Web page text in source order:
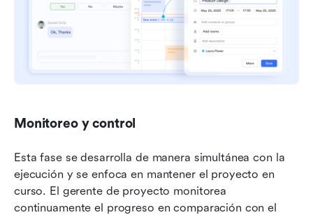
Monitoreo y control
Esta fase se desarrolla de manera simultánea con la
ejecución y se enfoca en mantener el proyecto en
curso. El gerente de proyecto monitorea
continuamente el progreso en comparación con el